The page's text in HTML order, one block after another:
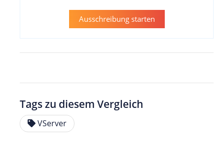
Ausschreibung starten
Tags zu diesem Vergleich
VServer